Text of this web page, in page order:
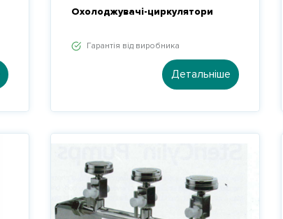
Охолоджувачі-циркулятори
Гарантія від виробника
Детальніше